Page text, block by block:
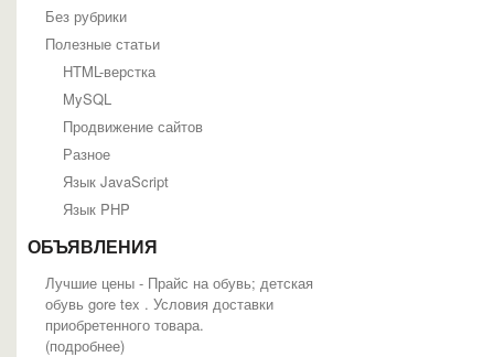
Без рубрики
Полезные статьи
HTML-верстка
MySQL
Продвижение сайтов
Разное
Язык JavaScript
Язык PHP
ОБЪЯВЛЕНИЯ
Лучшие цены - Прайс на обувь; детская
обувь gore tex . Условия доставки
приобретенного товара.
(подробнее)